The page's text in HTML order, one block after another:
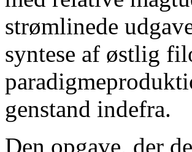
strømlinede
syntese af østlig
genstand indefra.
Den opgave, der